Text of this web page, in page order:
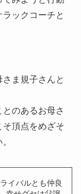
ックコーチと
ま規子さんと
のあるお母さ
頂点をめざそ
イバルとも仲良